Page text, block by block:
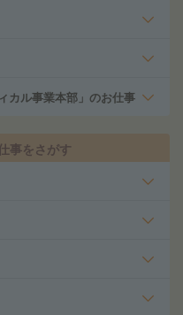
カル事業本部」のお仕事
事をさがす